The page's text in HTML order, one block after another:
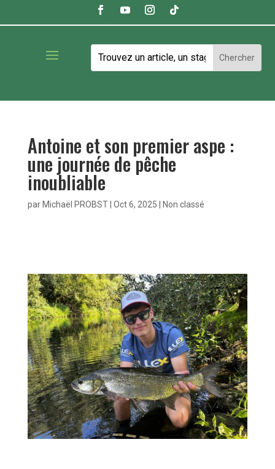
Antoine et son premier aspe :
une journée de pêche
inoubliable
par Michaël PROBST| Oct 6, 2025 Non classé